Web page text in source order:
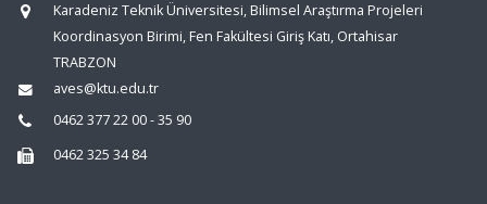
Karadeniz Teknik Üniversitesi, Bilimsel Araştırma Projeleri
Koordinasyon Birimi, Fen Fakültesi Giriş Katı, Ortahisar
TRABZON
aves@ktu.edu.tr
0462 377 22 00 - 35 90
0462 325 34 84